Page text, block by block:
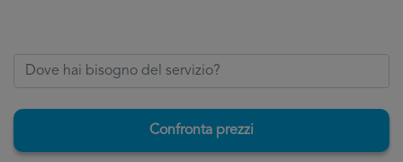
Confronta prezzi